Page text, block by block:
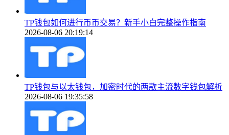
TP钱包如何进行币币交易？新手小白完整操作指南
2026-08-06 20:19:14
TP钱包与以太钱包，加密时代的两款主流数字钱包解析
2026-08-06 19:35:58